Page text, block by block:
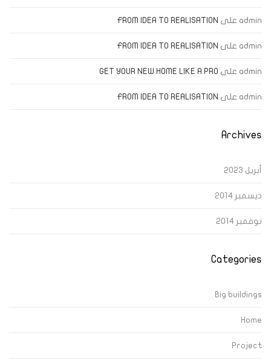
admin على FROM IDEA TO REALISATION
admin على FROM IDEA TO REALISATION
admin على GET YOUR NEW HOME LIKE A PRO
admin على FROM IDEA TO REALISATION
Archives
أبريل 2023
ديسمبر 2014
نوفمبر 2014
Categories
Big buildings
Home
Project